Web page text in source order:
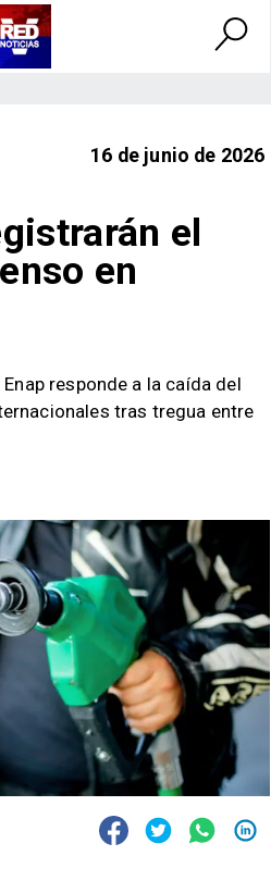
16 de junio de 2026
el
en
responde a la caída del
tras tregua entre